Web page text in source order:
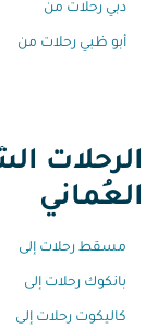
دبي رحلات من
أبو ظبي رحلات من
الرحلات
العُماني
مسقط رحلات إلى
بانكوك رحلات إلى
كاليكوت رحلات إلى